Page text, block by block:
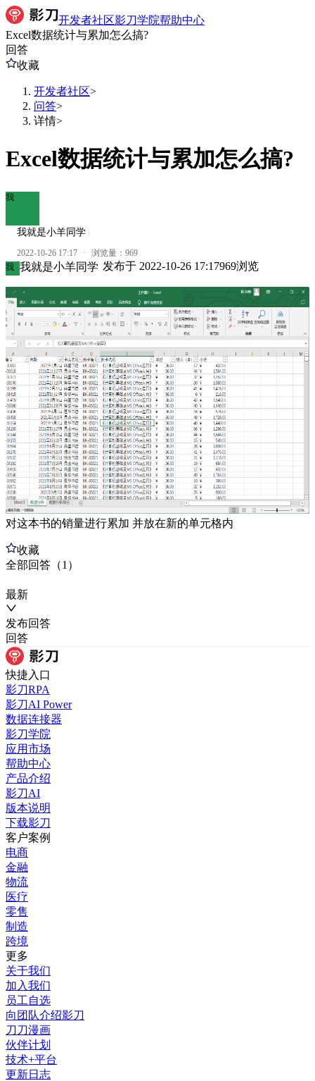
开发者社区影刀学院帮助中心
Excel数据统计与累加怎么搞?
回答
收藏
开发者社区>
问答>
详情>
Excel数据统计与累加怎么搞?
我
我就是小羊同学
2022-10-26 17:17 · 浏览量： 969
我 我就是小羊同学 发布于 2022-10-26 17:17969浏览
对这本书的销量进行累加 并放在新的单元格内
收藏
全部回答 （1 ）
最新
发布回答
回答
快捷入口
影刀RPA
影刀AI Power
数据连接器
影刀学院
应用市场
帮助中心
产品介绍
影刀AI
版本说明
下载影刀
客户案例
电商
金融
物流
医疗
零售
制造
跨境
更多
关于我们
加入我们
员工自选
向团队介绍影刀
刀刀漫画
伙伴计划
技术+平台
更新日志